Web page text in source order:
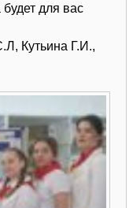
для вас
Кутьина Г.И.,